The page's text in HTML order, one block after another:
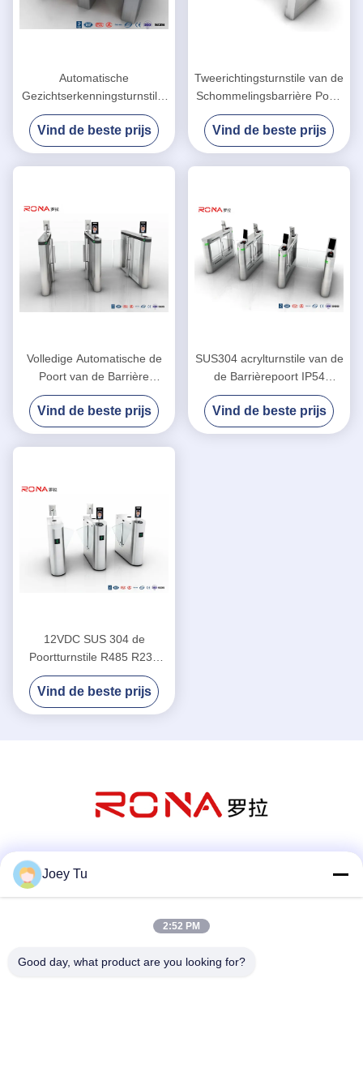
Automatische
Gezichtserkenningsturnstile,
Snelle de Barrièrepoort van
de Steeg Intrekbare Klep
Vind de beste prijs
Tweerichtingsturnstile van de
Schommelingsbarrière Poort
met Gezichtserkenning
Vind de beste prijs
Volledige Automatische de
Poort van de Barrière
Binnensnelheid Nieuwe de
bouw Voetturnstile Poort met
Servomotor
Vind de beste prijs
SUS304 acrylturnstile van de
de Barrièrepoort IP54
DC24V van de
Glasschommeling
Barrièrepoort
Vind de beste prijs
12VDC SUS 304 de
Poortturnstile R485 R232
van de Klepbarrière met
Gezichtserkenning
Vind de beste prijs
Joey Tu
2:52 PM
Good day, what product are you looking for?